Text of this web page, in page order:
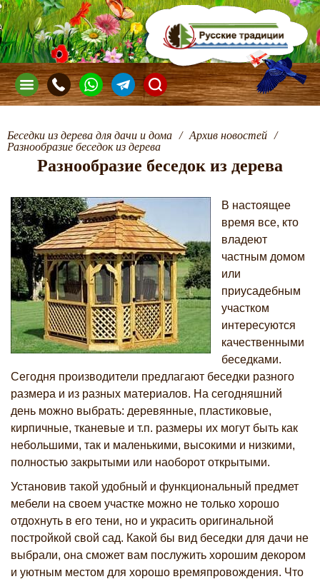
Беседки из дерева для дачи и дома / Архив новостей /
Разнообразие беседок из дерева
Разнообразие беседок из дерева
В настоящее
время все, кто
владеют
частным домом
или
приусадебным
участком
интересуются
качественными
беседками.
Сегодня производители предлагают беседки разного
размера и из разных материалов. На сегодняшний
день можно выбрать: деревянные, пластиковые,
кирпичные, тканевые и т.п. размеры их могут быть как
небольшими, так и маленькими, высокими и низкими,
полностью закрытыми или наоборот открытыми.
Установив такой удобный и функциональный предмет
мебели на своем участке можно не только хорошо
отдохнуть в его тени, но и украсить оригинальной
постройкой свой сад. Какой бы вид беседки для дачи не
выбрали, она сможет вам послужить хорошим декором
и уютным местом для хорошо времяпровождения. Что